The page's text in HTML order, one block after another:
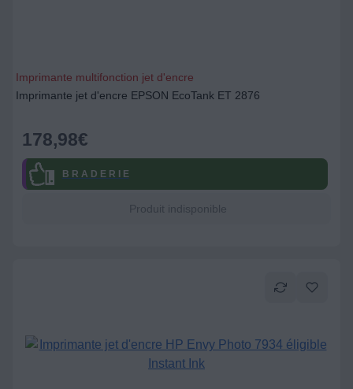
Imprimante multifonction jet d'encre
Imprimante jet d'encre EPSON EcoTank ET 2876
178,98€
B R A D E R I E
Produit indisponible